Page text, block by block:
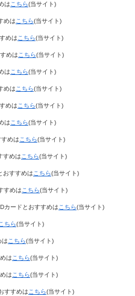
はこちら(当サイト)
めはこちら(当サイト)
めはこちら(当サイト)
めはこちら(当サイト)
はこちら(当サイト)
めはこちら(当サイト)
めはこちら(当サイト)
はこちら(当サイト)
めはこちら(当サイト)
すめはこちら(当サイト)
おすすめはこちら(当サイト)
すめはこちら(当サイト)
カードとおすすめはこちら(当サイト)
ちら(当サイト)
はこちら(当サイト)
はこちら(当サイト)
はこちら(当サイト)
すすめはこちら(当サイト)